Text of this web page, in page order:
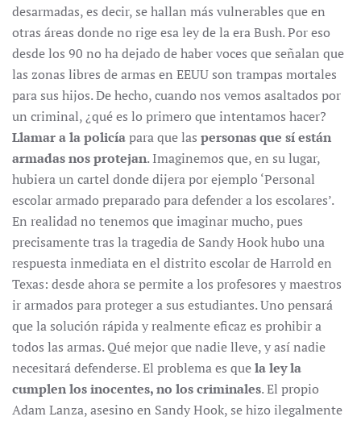
desarmadas, es decir, se hallan más vulnerables que en
otras áreas donde no rige esa ley de la era Bush. Por eso
desde los 90 no ha dejado de haber voces que señalan que
las zonas libres de armas en EEUU son trampas mortales
para sus hijos. De hecho, cuando nos vemos asaltados por
un criminal, ¿qué es lo primero que intentamos hacer?
Llamar a la policíapara que las personas que sí están
armadas nos protejan. Imaginemos que, en su lugar,
hubiera un cartel donde dijera por ejemplo ‘Personal
escolar armado preparado para defender a los escolares’.
En realidad no tenemos que imaginar mucho, pues
precisamente tras la tragedia de Sandy Hook hubo una
respuesta inmediata en el distrito escolar de Harrold en
Texas: desde ahora se permite a los profesores y maestros
ir armados para proteger a sus estudiantes. Uno pensará
que la solución rápida y realmente eficaz es prohibir a
todos las armas. Qué mejor que nadie lleve, y así nadie
necesitará defenderse. El problema es quela ley la
cumplen los inocentes, no los criminales. El propio
Adam Lanza, asesino en Sandy Hook, se hizo ilegalmente